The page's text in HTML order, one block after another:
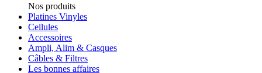
Nos produits
Platines Vinyles
Cellules
Accessoires
Ampli, Alim & Casques
Câbles & Filtres
Les bonnes affaires